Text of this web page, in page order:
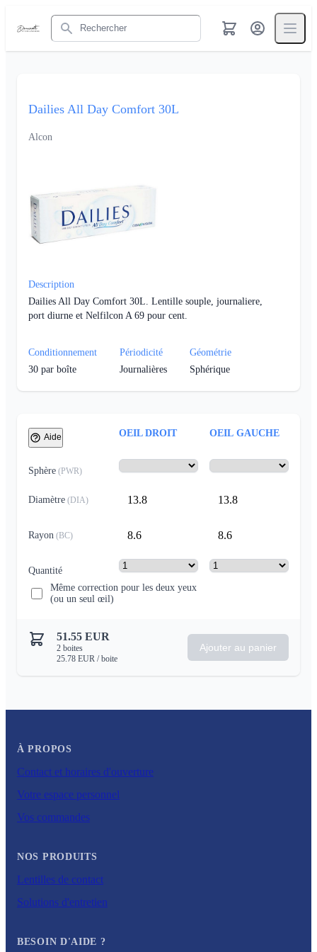
Rechercher
Dailies All Day Comfort 30L
Alcon
Description
Dailies All Day Comfort 30L. Lentille souple, journaliere,
port diurne et Nelfilcon A 69 pour cent.
Conditionnement
30 par boîte
Périodicité
Journalières
Géométrie
Sphérique
Aide OEIL DROIT OEIL GAUCHE
Sphère (PWR)
Diamètre (DIA) 13.8 13.8
Rayon (BC) 8.6 8.6
Quantité
Même correction pour les deux yeux
(ou un seul œil)
51.55 EUR
2 boites
25.78 EUR / boite
Ajouter au panier
À PROPOS
Contact et horaires d'ouverture
Votre espace personnel
Vos commandes
NOS PRODUITS
Lentilles de contact
Solutions d'entretien
BESOIN D'AIDE ?